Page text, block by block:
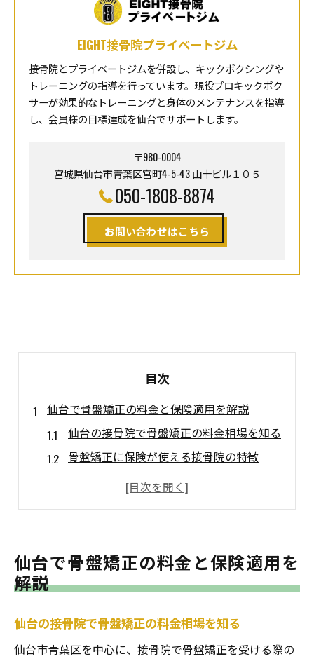
EIGHT接骨院プライベートジム
接骨院とプライベートジムを併設し、キックボクシングや
トレーニングの指導を行っています。現役プロキックボク
サーが効果的なトレーニングと身体のメンテナンスを指導
し、会員様の目標達成を仙台でサポートします。
〒980-0004
宮城県仙台市青葉区宮町4-5-43 山十ビル１０５
050-1808-8874
お問い合わせはこちら
目次
仙台で骨盤矯正の料金と保険適用を解説
仙台の接骨院で骨盤矯正の料金相場を知る
骨盤矯正に保険が使える接骨院の特徴
仙台市青葉区で安い接骨院を選ぶコツ
骨盤矯正を仙台で受ける際の通いやすさ比較
仙台の接骨院は駅近や駐車場完備が多い
産後や姿勢改善の通院しやすいポイント
仙台市青葉区で予約の取りやすい接骨院
仙台で骨盤矯正の料金と保険適用を
解説
仙台の接骨院で骨盤矯正の料金相場を知る
仙台市青葉区を中心に、接骨院で骨盤矯正を受ける際の